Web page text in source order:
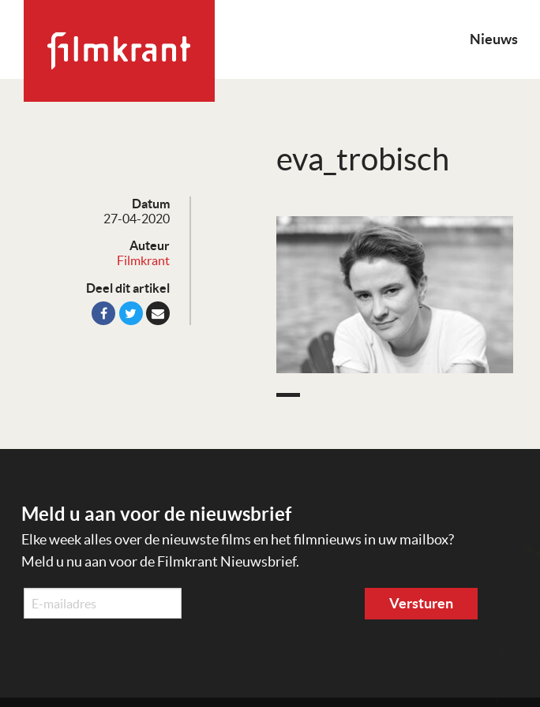
Nieuws
eva_trobisch
Datum
27-04-2020
Auteur
Filmkrant
Deel dit artikel
Meld u aan voor de nieuwsbrief
Elke week alles over de nieuwste films en het filmnieuws in uw mailbox?
Meld u nu aan voor de Filmkrant Nieuwsbrief.